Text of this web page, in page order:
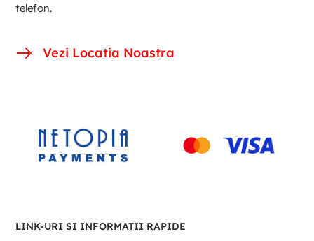
telefon.
Vezi Locatia Noastra
LINK-URI SI INFORMATII RAPIDE